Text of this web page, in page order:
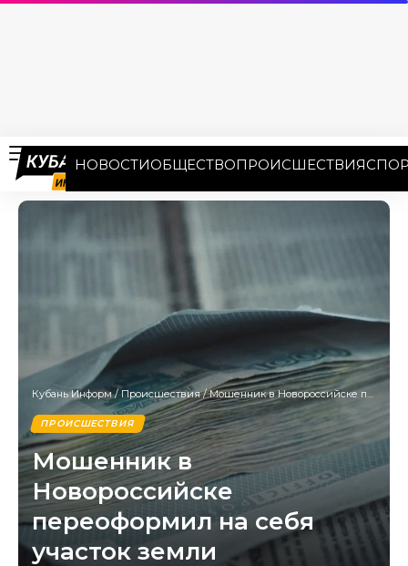
НОВОСТИОБЩЕСТВОПРОИСШЕСТВИЯ
Кубань Информ/ Происшествия/Мошенник в Новороссийске переоформил на себя участок земли однофамильца и продал его за 1,8 млн рублей
ПРОИСШЕСТВИЯ
Мошенник в
Новороссийске
переоформил на себя
участок земли